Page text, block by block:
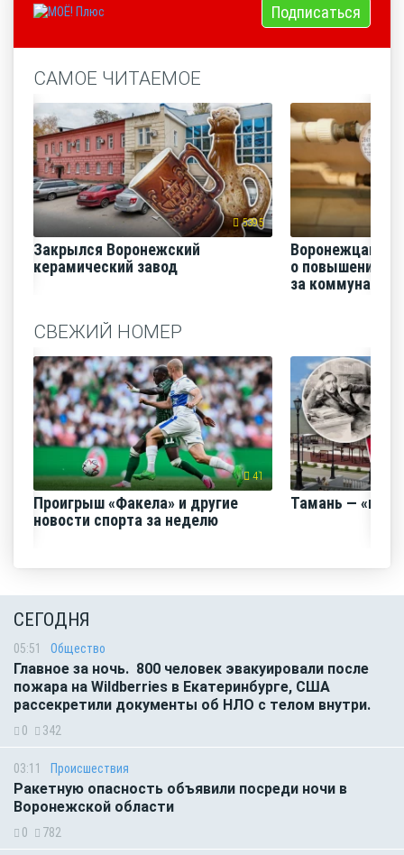
Подписаться
САМОЕ ЧИТАЕМОЕ
5395
Закрылся Воронежский
керамический завод
Воронежцам
о повышении
за
СВЕЖИЙ НОМЕР
41
Проигрыш «Факела» и другие
новости спорта за неделю
Тамань —
СЕГОДНЯ
05:51 Общество
Главное за ночь. 800 человек эвакуировали после
пожара на Wildberries в Екатеринбурге, США
рассекретили документы об НЛО с телом внутри.
0 342
03:11 Происшествия
Ракетную опасность объявили посреди ночи в
Воронежской области
0 782